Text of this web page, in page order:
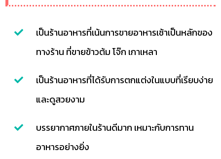
เป็นร้านอาหารที่เน้นการขายอาหารเช้าเป็นหลักของ
ทางร้าน ที่ขายข้าวต้ม โจ๊ก เกาเหลา
เป็นร้านอาหารที่ได้รับการตกแต่งในแบบที่เรียบง่าย
และดูสวยงาม
บรรยากาศภายในร้านดีมาก เหมาะกับการทาน
อาหารอย่างยิ่ง